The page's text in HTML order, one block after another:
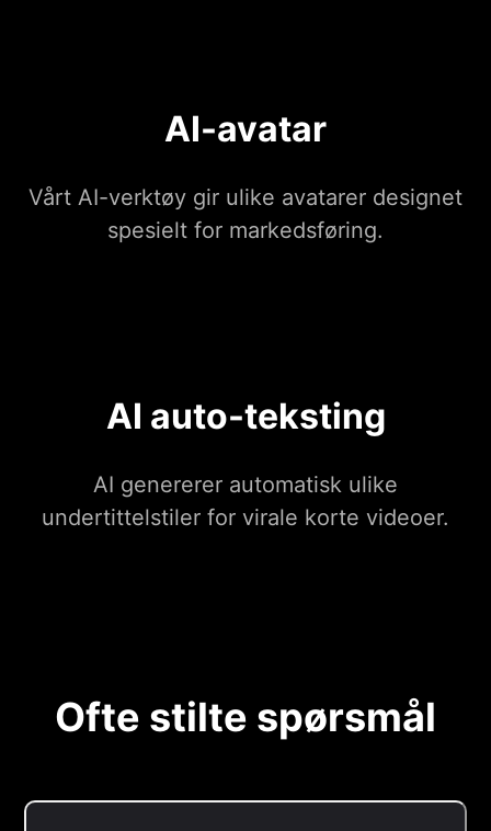
AI-avatar
Vårt AI-verktøy gir ulike avatarer designet
spesielt for markedsføring.
AI auto-teksting
AI genererer automatisk ulike
undertittelstiler for virale korte videoer.
Ofte stilte spørsmål